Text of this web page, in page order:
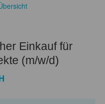
Einkauf für
(m/w/d)